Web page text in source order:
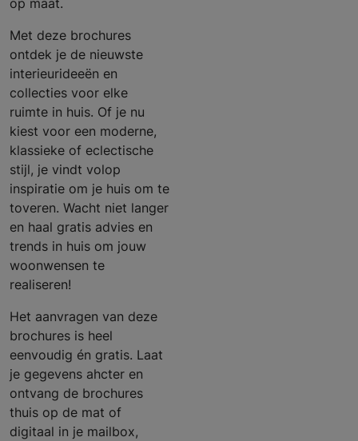
op maat.
Met deze brochures
ontdek je de nieuwste
interieurideeën en
collecties voor elke
ruimte in huis. Of je nu
kiest voor een moderne,
klassieke of eclectische
stijl, je vindt volop
inspiratie om je huis om te
toveren. Wacht niet langer
en haal gratis advies en
trends in huis om jouw
woonwensen te
realiseren!
Het aanvragen van deze
brochures is heel
eenvoudig én gratis. Laat
je gegevens ahcter en
ontvang de brochures
thuis op de mat of
digitaal in je mailbox,